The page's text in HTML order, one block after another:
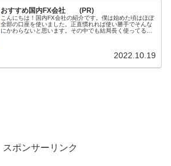
おすすめ国内FX会社 (PR)
こんにちは！国内FX会社の紹介です。僕は始めた頃はほぼ
全部の口座を使いました。正直慣れれば使い勝手でそんな
にかわらないと思います。その中でも結局長く使ってる会
2022.10.19
スポンサーリンク